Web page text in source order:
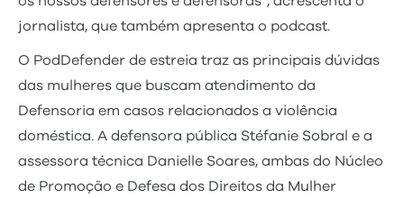
jornalista, que também apresenta o podcast.
O PodDefender de estreia traz as principais dúvidas
das mulheres que buscam atendimento da
Defensoria em casos relacionados a violência
doméstica. A defensora pública Stéfanie Sobral e a
assessora técnica Danielle Soares, ambas do Núcleo
de Promoção e Defesa dos Direitos da Mulher